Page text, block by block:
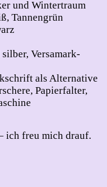
und Wintertraum
Tannengrün
Versamark-
als Alternative
Papierfalter,
ich freu mich drauf.